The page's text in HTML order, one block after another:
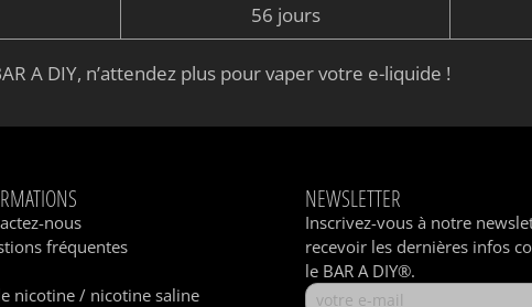
56 jours
A DIY, n’attendez plus pour vaper votre e-liquide !
nous
fréquentes
nicotine / nicotine saline
NEWSLETTER
Inscrivez-vous à notre
recevoir les dernières infos
le BAR A DIY®.